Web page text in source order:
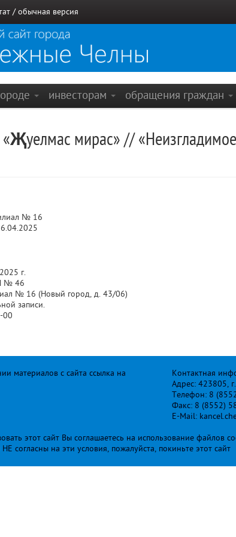
/ обычная версия
инвесторам обращения граждан
«Җуелмас мирас» //
№ 16
г.
№ 46
№ 16 (Новый город, д. 43/06)
записи.
00
материалов с сайта ссылка на
Контактная
Адрес: 423805,
Телефон: 8
Факс: 8 (8552)
E-Mail:
этот сайт Вы соглашаетесь на использование файлов
согласны на эти условия, пожалуйста, покиньте этот сайт